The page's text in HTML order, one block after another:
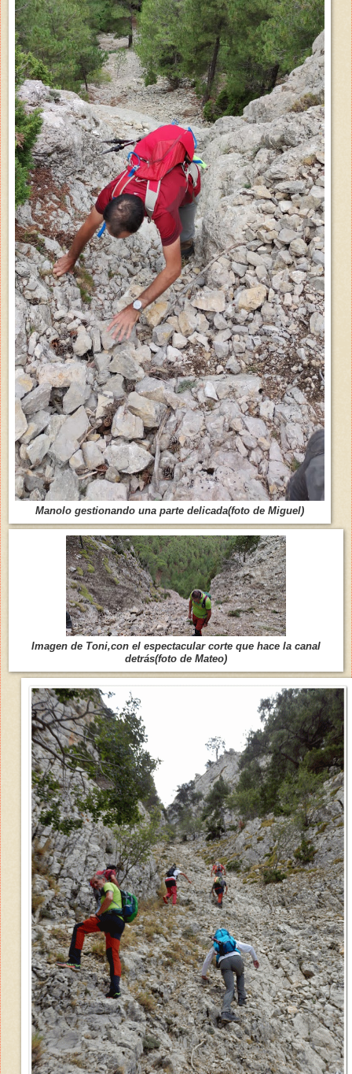
Manolo gestionando una parte delicada(foto de Miguel)
Imagen de Toni,con el espectacular corte que hace la canal
detrás(foto de Mateo)